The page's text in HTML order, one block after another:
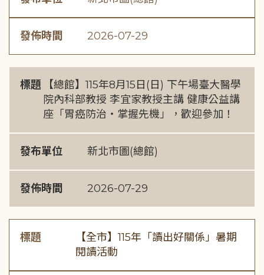
發佈時間 2026-07-29
標題
【總館】115年8月15日(日) 下午場臺大醫學
院內科部教授 李宜家教授主講 健康公益講
座「胃癌防治・掌握先機」，歡迎參加！
發布單位 新北市圖(總館)
發佈時間 2026-07-29
標題
【全市】115年「讀出好關係」暑期
閱讀活動